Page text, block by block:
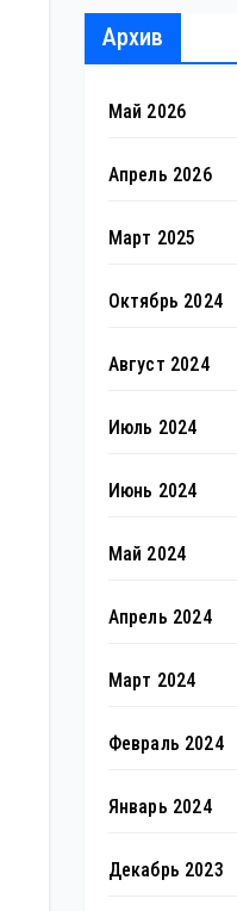
Архив
Май 2026
Апрель 2026
Март 2025
Октябрь 2024
Август 2024
Июль 2024
Июнь 2024
Май 2024
Апрель 2024
Март 2024
Февраль 2024
Январь 2024
Декабрь 2023